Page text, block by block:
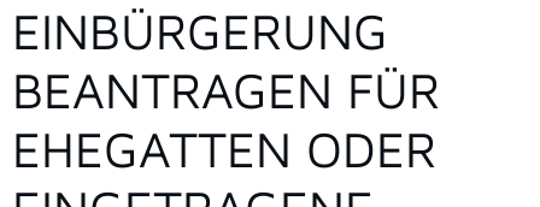
EINBÜRGERUNG
BEANTRAGEN FÜR
EHEGATTEN ODER